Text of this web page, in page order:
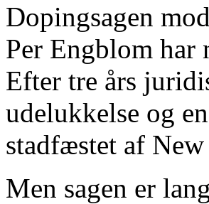
Dopingsagen
Per Engblom har
Efter tre års
udelukkelse og
stadfæstet af
Men sagen er